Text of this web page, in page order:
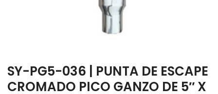
SY-PG5-036 | PUNTA DE ESCAPE
CROMADO PICO GANZO DE 5″ X